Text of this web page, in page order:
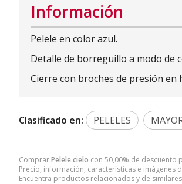
ComprarPelele cielo con 50,00% de descuento
Precio, información, características e imágenes
Encuentra productos relacionados y de
Información
Pelele en color azul.
Detalle de borreguillo a modo de
Cierre con broches de presión
Clasificado en: PELELES